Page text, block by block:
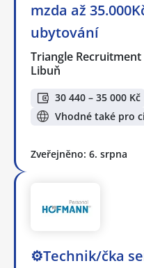
mzda až
ubytování
Triangle Recruitment
Libuň
30 440 – 35 000 Kč
Vhodné také pro
Zveřejněno: 6. srpna
⚙️Technik/čka